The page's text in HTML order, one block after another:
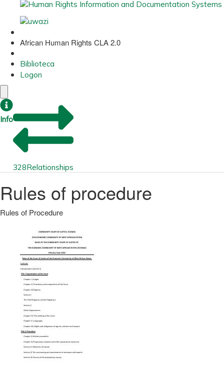
African Human Rights CLA 2.0
Biblioteca
Logon
Info
328Relationships
Rules of procedure
Rules of Procedure